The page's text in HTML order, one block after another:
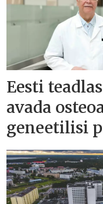
Eesti
avada
geneetilisi